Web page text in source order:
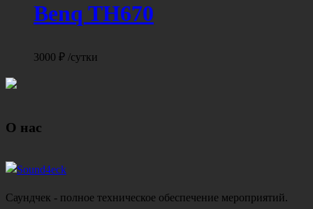
Benq TH670
3000 ₽ /сутки
О нас
Саундчек - полное техническое обеспечение мероприятий.